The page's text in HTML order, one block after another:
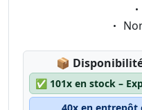
📦 Lagerstatus:
✅ 101x en stock –